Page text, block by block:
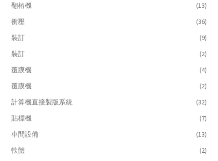
翻樁機
(13)
衝壓
(36)
裝訂
(9)
裝訂
(2)
覆膜機
(4)
覆膜機
(2)
計算機直接製版系統
(32)
貼標機
(7)
車間設備
(13)
軟體
(2)